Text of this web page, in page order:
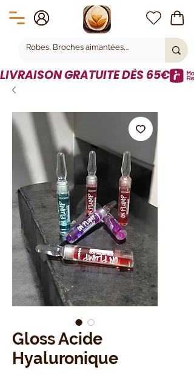
LIVRAISON GRATUITE DÈS 65€
Gloss Acide
Hyaluronique